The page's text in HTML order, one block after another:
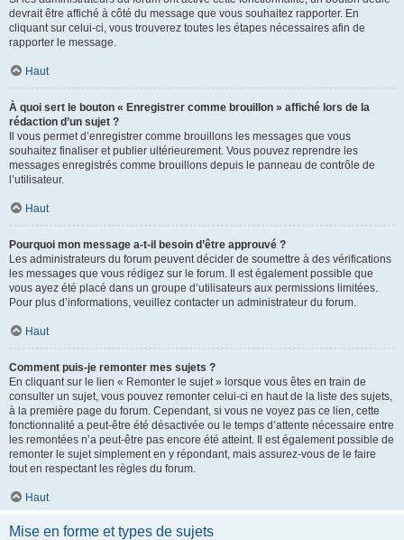
devrait être affiché à côté du message que vous souhaitez rapporter. En
cliquant sur celui-ci, vous trouverez toutes les étapes nécessaires afin de
rapporter le message.
Haut
À quoi sert le bouton « Enregistrer comme brouillon » affiché lors de la
rédaction d’un sujet ?
Il vous permet d’enregistrer comme brouillons les messages que vous
souhaitez finaliser et publier ultérieurement. Vous pouvez reprendre les
messages enregistrés comme brouillons depuis le panneau de contrôle de
l’utilisateur.
Haut
Pourquoi mon message a-t-il besoin d’être approuvé ?
Les administrateurs du forum peuvent décider de soumettre à des vérifications
les messages que vous rédigez sur le forum. Il est également possible que
vous ayez été placé dans un groupe d’utilisateurs aux permissions limitées.
Pour plus d’informations, veuillez contacter un administrateur du forum.
Haut
Comment puis-je remonter mes sujets ?
En cliquant sur le lien « Remonter le sujet » lorsque vous êtes en train de
consulter un sujet, vous pouvez remonter celui-ci en haut de la liste des sujets,
à la première page du forum. Cependant, si vous ne voyez pas ce lien, cette
fonctionnalité a peut-être été désactivée ou le temps d’attente nécessaire entre
les remontées n’a peut-être pas encore été atteint. Il est également possible de
remonter le sujet simplement en y répondant, mais assurez-vous de le faire
tout en respectant les règles du forum.
Haut
Mise en forme et types de sujets